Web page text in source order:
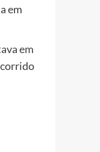
em
em